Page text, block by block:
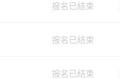
报名已结束
报名已结束
报名已结束